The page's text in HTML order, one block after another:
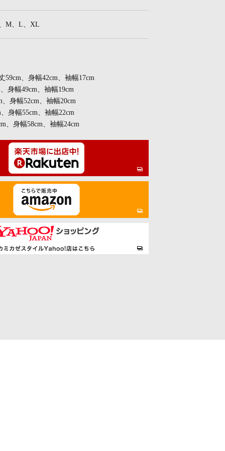
M、L、XL
59cm、身幅42cm、袖幅17cm
身幅49cm、袖幅19cm
身幅52cm、袖幅20cm
身幅55cm、袖幅22cm
、身幅58cm、袖幅24cm